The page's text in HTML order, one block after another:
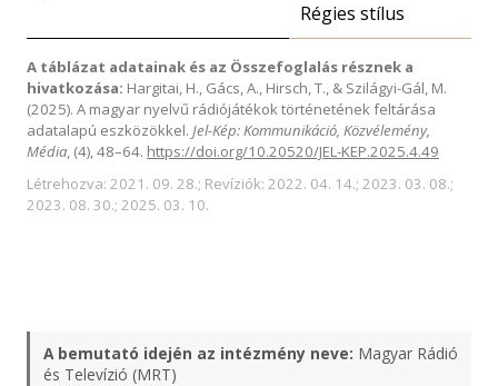
Régies stílus
A táblázat adatainak és az Összefoglalás résznek a
hivatkozása: Hargitai, H., Gács, A., Hirsch, T., & Szilágyi-Gál, M.
(2025). A magyar nyelvű rádiójátékok történetének feltárása
adatalapú eszközökkel. Jel-Kép: Kommunikáció, Közvélemény,
Média, (4), 48–64. https://doi.org/10.20520/JEL-KEP.2025.4.49
Létrehozva: 2021. 09. 28.; Revíziók: 2022. 04. 14.; 2023. 03. 08.;
2023. 08. 30.; 2025. 03. 10.
A bemutató idején az intézmény neve: Magyar Rádió
és Televízió (MRT)